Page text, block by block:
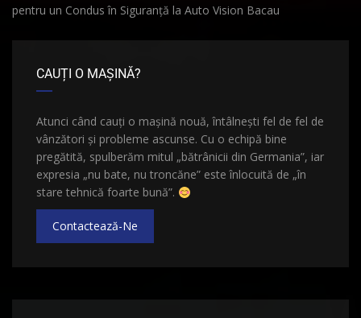
pentru un Condus în Siguranță la Auto Vision Bacau
CAUȚI O MAȘINĂ?
Atunci când cauți o mașină nouă, întâlnești fel de fel de
vânzători și probleme ascunse. Cu o echipă bine
pregătită, spulberăm mitul „bătrânicii din Germania”, iar
expresia „nu bate, nu troncăne” este înlocuită de „în
stare tehnică foarte bună”.
Contactează-Ne